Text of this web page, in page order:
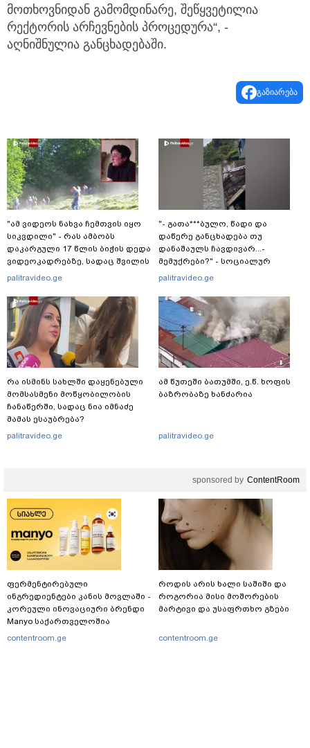
მოთხოვნიდან გამომდინარე, შეწყვეტილია
რექტორის არჩევნების პროცედურა“, -
აღნიშნულია განცხადებაში.
გაზიარება
"ამ ვიდეოს ნახვა ჩემთვის იყო
სიკვდილი" - რას ამბობს
დაკარგული 17 წლის ბიჭის დედა
ვიდეოკადრებზე, სადაც შვილის
განწირული ვედრების ხმა
palitravideo.ge
რა ისმინს სახლში დაყენებული
მომსასმენი მოწყობილობის
ჩანაწერში, სადაც ნია იმნაძე
მამას ესაუბრება?
palitravideo.ge
"- გათა***ბულო, წადი და
დაწერე განცხადება თუ
დანაშაულს ჩავდივარ...-
მემუქრები?" - სოციალურ
ქსელში სკანდალური კადრები
palitravideo.ge
ამ წუთეში ბათუმში, ე.წ. ხოფის
ბაზრობაზე ხანძარია
palitravideo.ge
sponsored by ContentRoom
ფერმენტირებული
ინგრედიენტები კანის მოვლაში -
კორეული ინოვაციური ბრენდი
Manyo საქართველოშია
contentroom.ge
როდის არის ხალი საშიში და
როგორია მისი მოშორების
მარტივი და უსაფრთხო გზები
contentroom.ge